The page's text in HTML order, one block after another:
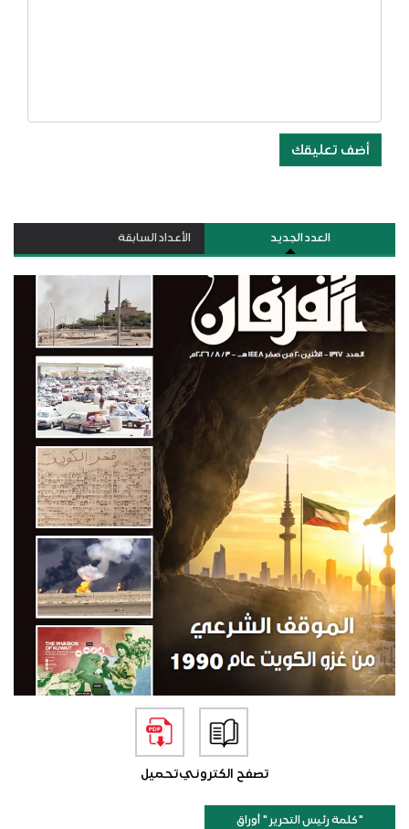
أضف تعليقك
العدد الجديد الأعداد السابقة
تصفح الكترونيتحميل
"كلمة رئيس التحرير " أوراق